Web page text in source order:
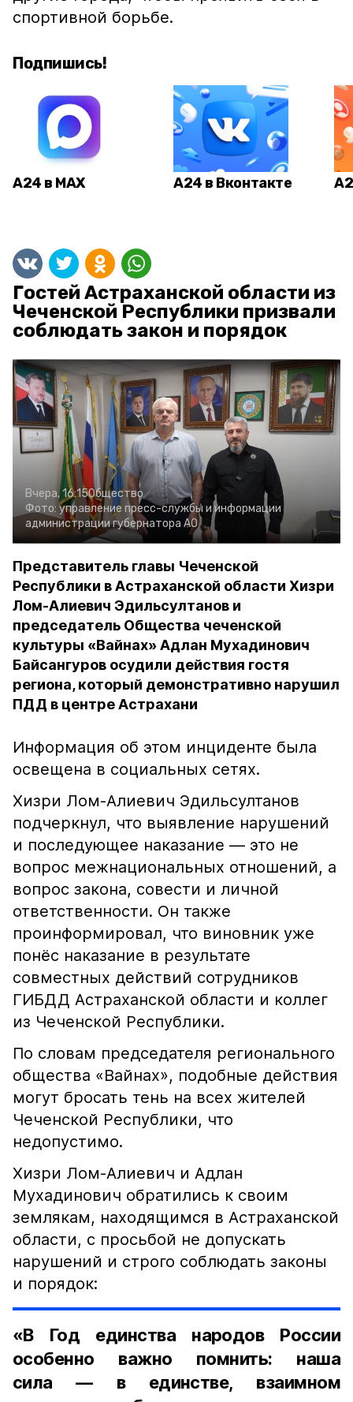
спортивной борьбе.
Подпишись!
А24 в MAX А24 в Вконтакте
Гостей Астраханской области из
Чеченской Республики призвали
соблюдать закон и порядок
Вчера, 16:15Общество
Фото: управление пресс-службы и информации
администрации губернатора АО
Представитель главы Чеченской
Республики в Астраханской области Хизри
Лом-Алиевич Эдильсултанов и
председатель Общества чеченской
культуры «Вайнах» Адлан Мухадинович
Байсангуров осудили действия гостя
региона, который демонстративно нарушил
ПДД в центре Астрахани
Информация об этом инциденте была
освещена в социальных сетях.
Хизри Лом-Алиевич Эдильсултанов
подчеркнул, что выявление нарушений
и последующее наказание — это не
вопрос межнациональных отношений, а
вопрос закона, совести и личной
ответственности. Он также
проинформировал, что виновник уже
понёс наказание в результате
совместных действий сотрудников
ГИБДД Астраханской области и коллег
из Чеченской Республики.
По словам председателя регионального
общества «Вайнах», подобные действия
могут бросать тень на всех жителей
Чеченской Республики, что
недопустимо.
Хизри Лом-Алиевич и Адлан
Мухадинович обратились к своим
землякам, находящимся в Астраханской
области, с просьбой не допускать
нарушений и строго соблюдать законы
и порядок:
«В Год единства народов России
особенно важно помнить: наша
сила — в единстве, взаимном